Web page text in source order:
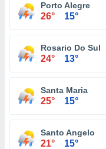
Porto Alegre
26° 15°
Rosario Do Sul
24° 13°
Santa Maria
25° 15°
Santo Angelo
21° 15°